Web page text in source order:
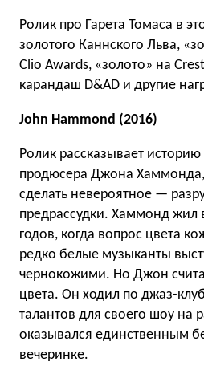
Ролик про Гарета Томаса в
золотого Каннского Льва,
Clio Awards, «золото» на
карандаш D&AD и другие
John Hammond (2016)
Ролик рассказывает
продюсера Джона Хаммонда,
сделать невероятное —
предрассудки. Хаммонд жил
годов, когда вопрос цвета
редко белые музыканты
чернокожими. Но Джон
цвета. Он ходил по джаз-
талантов для своего шоу на
оказывался единственным
вечеринке.